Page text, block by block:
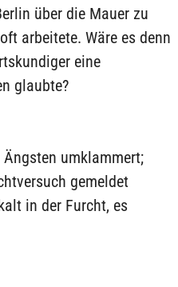
über die Mauer zu
arbeitete. Wäre es denn
eine
glaubte?
umklammert;
gemeldet
in der Furcht, es